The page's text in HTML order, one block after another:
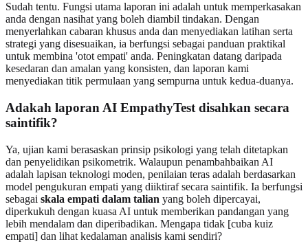
Sudah tentu. Fungsi utama laporan ini adalah untuk memperkasakan
anda dengan nasihat yang boleh diambil tindakan. Dengan
menyerlahkan cabaran khusus anda dan menyediakan latihan serta
strategi yang disesuaikan, ia berfungsi sebagai panduan praktikal
untuk membina 'otot empati' anda. Peningkatan datang daripada
kesedaran dan amalan yang konsisten, dan laporan kami
menyediakan titik permulaan yang sempurna untuk kedua-duanya.
Adakah laporan AI EmpathyTest disahkan secara
saintifik?
Ya, ujian kami berasaskan prinsip psikologi yang telah ditetapkan
dan penyelidikan psikometrik. Walaupun penambahbaikan AI
adalah lapisan teknologi moden, penilaian teras adalah berdasarkan
model pengukuran empati yang diiktiraf secara saintifik. Ia berfungsi
sebagai skala empati dalam talian yang boleh dipercayai,
diperkukuh dengan kuasa AI untuk memberikan pandangan yang
lebih mendalam dan diperibadikan. Mengapa tidak [cuba kuiz
empati] dan lihat kedalaman analisis kami sendiri?